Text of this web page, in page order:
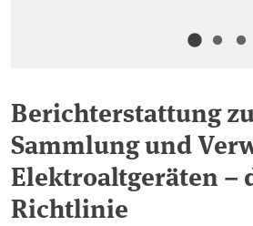
Berichterstattung
Sammlung und
Elektroaltgeräten –
Richtlinie